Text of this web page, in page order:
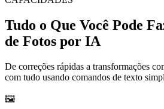
Tudo o Que Você Pode
de Fotos por IA
De correções rápidas a transformações
com tudo usando comandos de texto
🖼️